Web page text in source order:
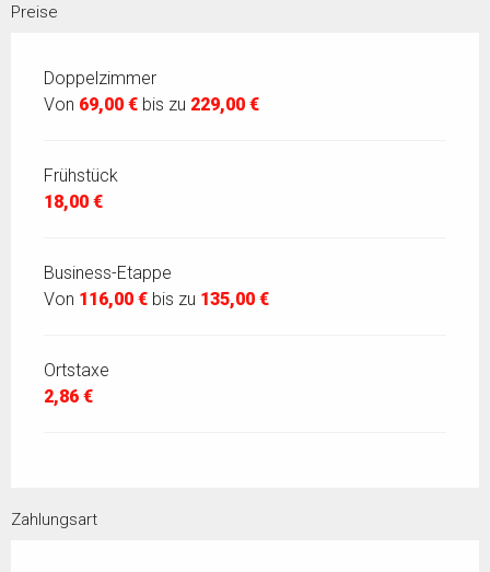
Preise
Doppelzimmer
Von 69,00 € bis zu 229,00 €
Frühstück
18,00 €
Business-Etappe
Von 116,00 € bis zu 135,00 €
Ortstaxe
2,86 €
Zahlungsart